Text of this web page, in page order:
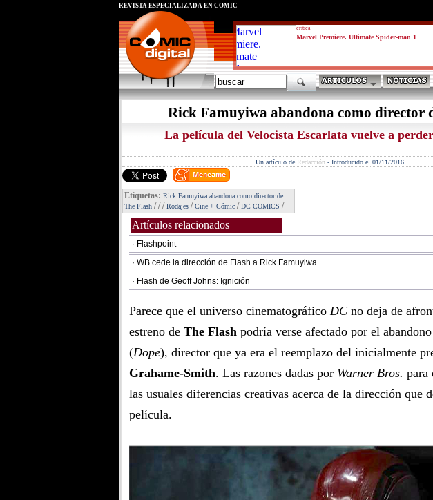
critica
Marvel Premiere. Ultimate Spider-man 1
REVISTA ESPECIALIZADA EN CÓMIC
Rick Famuyiwa abandona como director
La película del Velocista Escarlata vuelve a
Un artículo de Redacción - Introducido el 01/11/2016
Etiquetas: Rick Famuyiwa abandona como director de
The Flash ///Rodajes /Cine + Cómic /DC COMICS /
Artículos relacionados
· Flashpoint
· WB cede la dirección de Flash a Rick Famuyiwa
· Flash de Geoff Johns: Ignición
Parece que el universo cinematográfico DC no deja de
estreno de The Flash podría verse afectado por el
(Dope), director que ya era el reemplazo del inicialmente
Grahame-Smith. Las razones dadas por Warner Bros. para
las usuales diferencias creativas acerca de la dirección que
película.